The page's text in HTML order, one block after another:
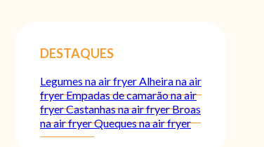
DESTAQUES
Legumes na air fryerAlheira na air
fryerEmpadas de camarão na air
fryerCastanhas na air fryerBroas
na air fryerQueques na air fryer